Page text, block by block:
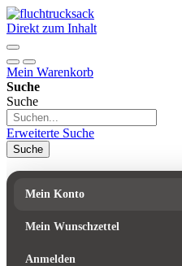
Direkt zum Inhalt
Mein Warenkorb
Suche
Suche
Erweiterte Suche
Suche
Mein Konto
Mein Wunschzettel
Anmelden